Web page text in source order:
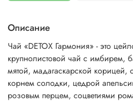
Описание
Чай «DETOX Гармония» - это
крупнолистовой чай с имбирем,
мятой, мадагаскарской корицей,
корнем солодки, цедрой
розовым перцем, соцветиями